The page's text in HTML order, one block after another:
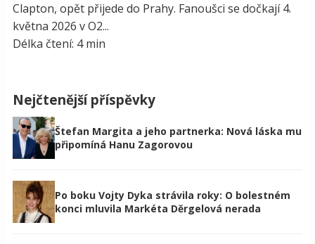
Clapton, opět přijede do Prahy. Fanoušci se dočkají 4.
května 2026 v O2...
Délka čtení: 4 min
Nejčtenější příspěvky
Štefan Margita a jeho partnerka: Nová láska mu
připomíná Hanu Zagorovou
Po boku Vojty Dyka strávila roky: O bolestném
konci mluvila Markéta Děrgelová nerada